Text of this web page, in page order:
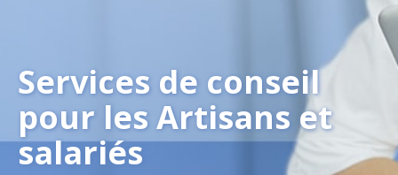
Services de conseil
pour les Artisans et
salariés